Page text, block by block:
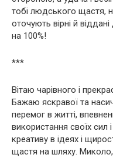
тобі людського щастя,
оточують вірні й
на 100%!
***
Вітаю чарівного і
Бажаю яскравої та
перемог в житті,
використання своїх сил
креативу в ідеях і
щастя на шляху.